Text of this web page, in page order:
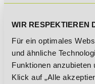
WIR RESPEKTIEREN
Für ein optimales
und ähnliche
Funktionen
Klick auf „Alle
nur installiert werden,
genutzt wird. Wird sie
erforderlich. Im Prinzip
leistungsfähiger
technischen